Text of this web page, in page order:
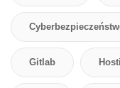
Gitlab